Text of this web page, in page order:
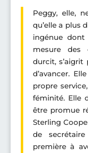
Peggy, elle,
qu’elle a plus
ingénue
mesure des
durcit, s’aigrit
d’avancer.
propre
féminité. Elle
être promue
Sterling
de
première à